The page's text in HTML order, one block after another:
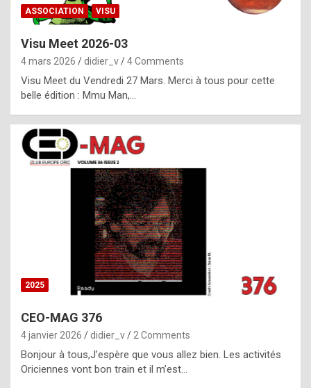
p
l
c
h
i
s
t
o
r
p
e
c
ASSOCIATION VISU
Visu Meet 2026-03
4 mars 2026 didier_v 4 Comments
Visu Meet du Vendredi 27 Mars. Merci à tous pour cette
belle édition : Mmu Man,…
2025
CEO-MAG 376
4 janvier 2026 didier_v 2 Comments
Bonjour à tous,J’espère que vous allez bien. Les activités
Oriciennes vont bon train et il m’est…